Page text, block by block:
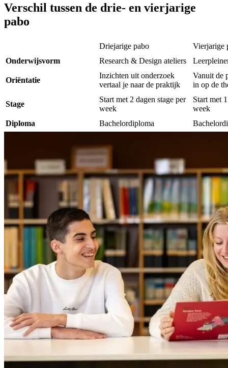
Verschil tussen de drie- en vierjarige
pabo
Driejarige pabo
Vierjarige
Onderwijsvorm
Research & Design ateliers
Oriëntatie
Inzichten uit onderzoek
vertaal je naar de praktijk
Vanuit de
in op de
Stage
Start met 2 dagen stage per
week
Start met
week
Diploma
Bachelordiploma